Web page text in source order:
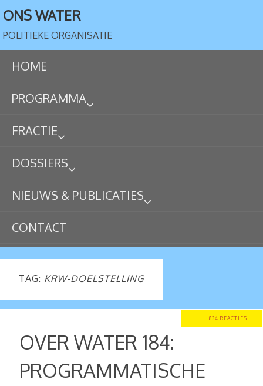
ONS WATER
POLITIEKE ORGANISATIE
HOME
PROGRAMMA
FRACTIE
DOSSIERS
NIEUWS & PUBLICATIES
CONTACT
TAG: KRW-DOELSTELLING
834 REACTIES
OVER WATER 184:
PROGRAMMATISCHE